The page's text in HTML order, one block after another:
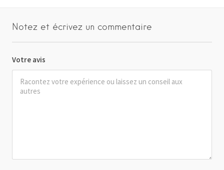
Notez et écrivez un commentaire
Votre avis